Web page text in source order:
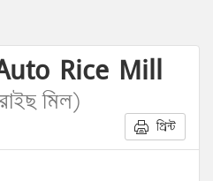
Rice Mill
মিল)
প্রিন্ট